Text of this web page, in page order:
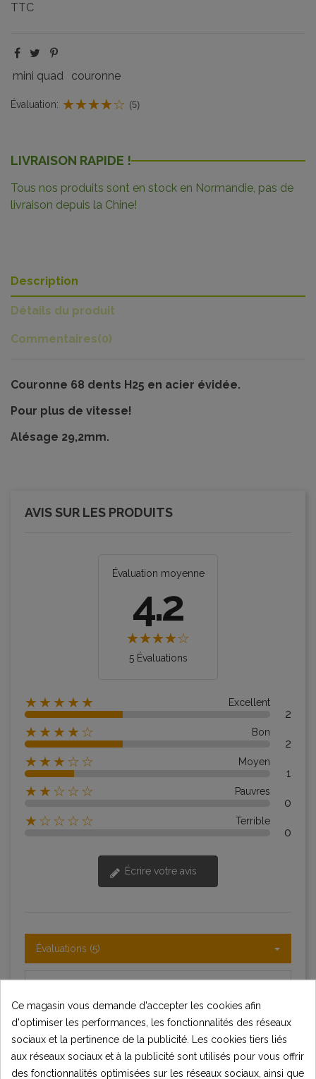
TTC
mini quad couronne
Évaluation: (5)
LIVRAISON RAPIDE !
Tous nos produits sont en stock en Normandie, pas de
livraison depuis la Chine!
Description
Détails du produit
Commentaires(0)
Couronne 68 dents H25 en acier évidée.
Pour plus de vitesse!
Alésage 29,2mm.
AVIS SUR LES PRODUITS
Évaluation moyenne
4.2
5 Évaluations
★★★★★ Excellent
2
★★★★☆ Bon
2
★★★☆☆ Moyen
1
★★☆☆☆ Pauvres
0
★☆☆☆☆ Terrible
0
Écrire votre avis
Évaluations (5)
B Benoit Sesmat
Verified purchase
Ce magasin vous demande d'accepter les cookies afin
d'optimiser les performances, les fonctionnalités des réseaux
sociaux et la pertinence de la publicité. Les cookies tiers liés
aux réseaux sociaux et à la publicité sont utilisés pour vous offrir
des fonctionnalités optimisées sur les réseaux sociaux, ainsi que